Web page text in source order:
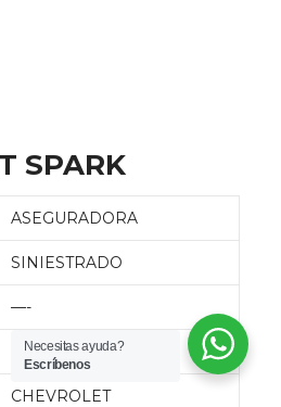
SPARK
ASEGURADORA
SINIESTRADO
—-
QUITO
CHEVROLET
Necesitas ayuda?
Escríbenos